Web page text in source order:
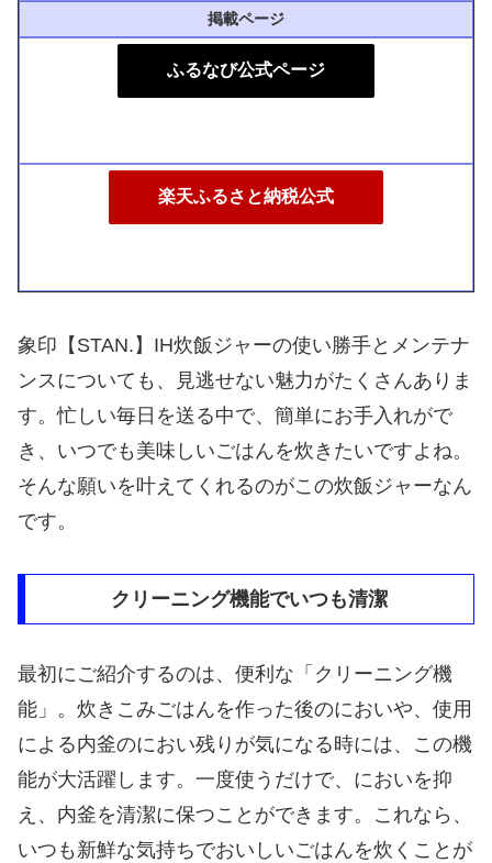
掲載ページ
ふるなび公式ページ
楽天ふるさと納税公式
象印【STAN.】IH炊飯ジャーの使い勝手とメンテナ
ンスについても、見逃せない魅力がたくさんありま
す。忙しい毎日を送る中で、簡単にお手入れがで
き、いつでも美味しいごはんを炊きたいですよね。
そんな願いを叶えてくれるのがこの炊飯ジャーなん
です。
クリーニング機能でいつも清潔
最初にご紹介するのは、便利な「クリーニング機
能」。炊きこみごはんを作った後のにおいや、使用
による内釜のにおい残りが気になる時には、この機
能が大活躍します。一度使うだけで、においを抑
え、内釜を清潔に保つことができます。これなら、
いつも新鮮な気持ちでおいしいごはんを炊くことが